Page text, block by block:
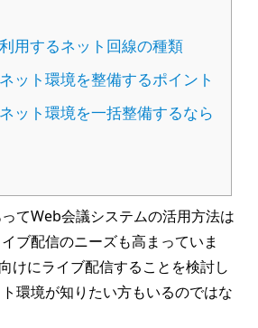
用するネット回線の種類
ット環境を整備するポイント
ット環境を一括整備するなら
てWeb会議システムの活用方法は
ブ配信のニーズも高まっていま
けにライブ配信することを検討し
環境が知りたい方もいるのではな